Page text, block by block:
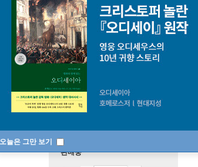
오늘은 그만 보기
영 18위
판매중